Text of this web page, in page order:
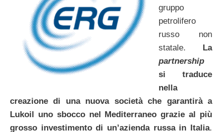
gruppo
petrolifero
russo non
statale.
La
partnership
si traduce
nella
creazione di una nuova società che garantirà a
Lukoil uno sbocco nel Mediterraneo grazie al più
grosso investimento di un’azienda russa in Italia.